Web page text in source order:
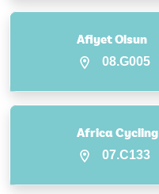
Afiyet Olsun
08.G005
Africa Cycling
07.C133